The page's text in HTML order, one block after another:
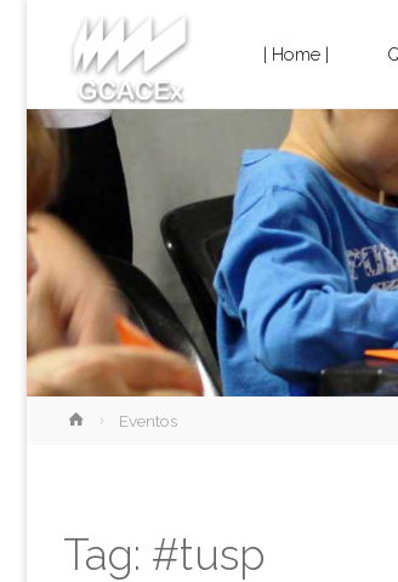
Extensão
Carlos
content
| Home |
HomeEventos
Tag: #tusp